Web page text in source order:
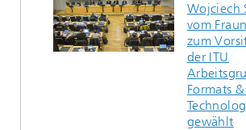
Wojciech
vom
zum
der ITU
Formats
gewählt